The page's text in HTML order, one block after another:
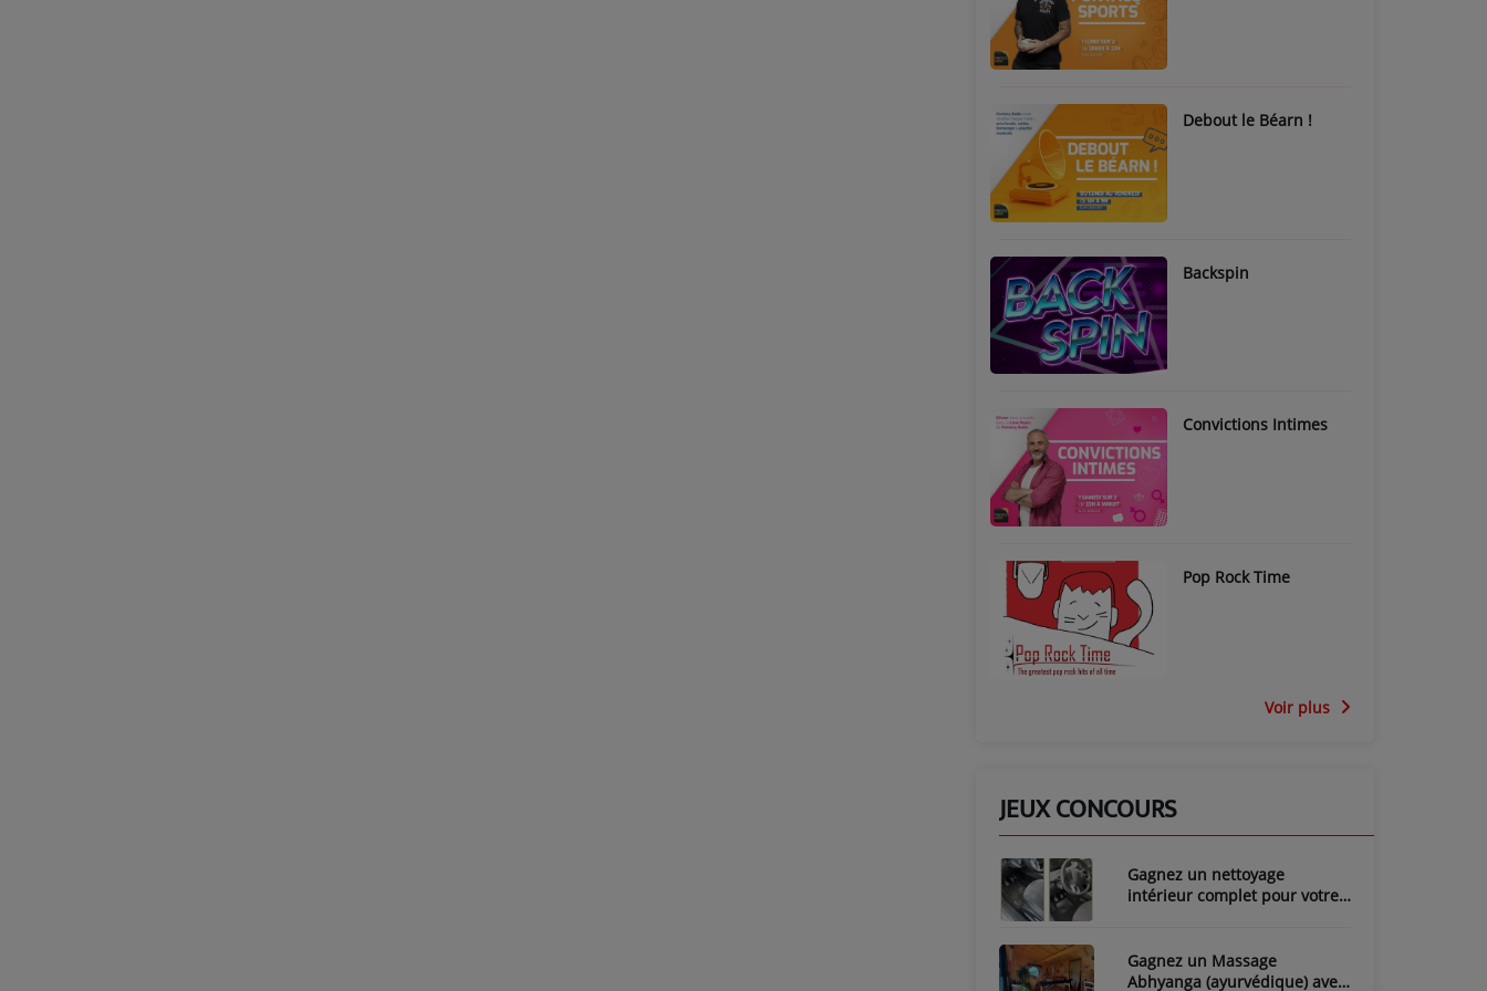
Debout le Béarn !
Backspin
Convictions Intimes
Pop Rock Time
Voir plus
JEUX CONCOURS
Gagnez un nettoyage
intérieur complet pour votre
Gagnez un Massage
Abhyanga (ayurvédique) avec